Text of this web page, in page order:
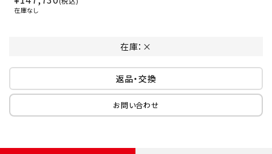
在庫なし
在庫：×
返品・交換
お問い合わせ